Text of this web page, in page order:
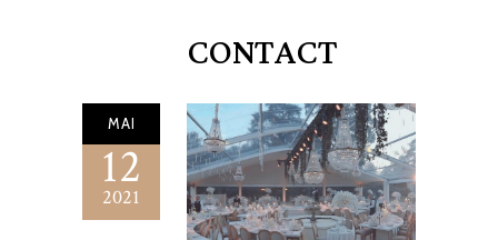
CONTACT
MAI
12
2021